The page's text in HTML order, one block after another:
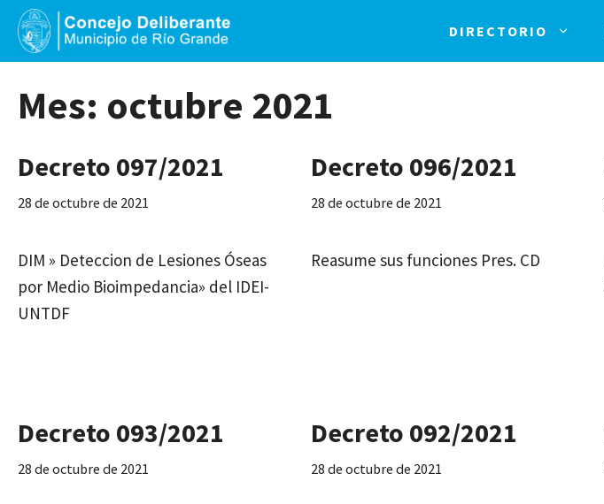
Saltar
contenido
DIRECTORIO
Mes: octubre 2021
Decreto 097/2021
28 de octubre de 2021
DIM » Deteccion de Lesiones Óseas
por Medio Bioimpedancia» del IDEI-
UNTDF
Decreto 096/2021
28 de octubre de 2021
Reasume sus funciones Pres. CD
Decreto 093/2021
28 de octubre de 2021
Decreto 092/2021
28 de octubre de 2021